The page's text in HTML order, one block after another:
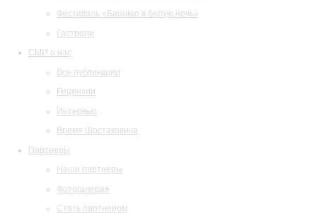
Фестиваль «Барокко в белую ночь»
Гастроли
СМИ о нас
Все публикации
Рецензии
Интервью
Время Шостаковича
Партнеры
Наши партнеры
Фотогалерея
Стать партнером